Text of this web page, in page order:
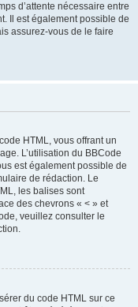
d’attente nécessaire entre
Il est également possible de
assurez-vous de le faire
HTML, vous offrant un
L’utilisation du BBCode
est également possible de
de rédaction. Le
les balises sont
des chevrons « < » et
veuillez consulter le
du code HTML sur ce